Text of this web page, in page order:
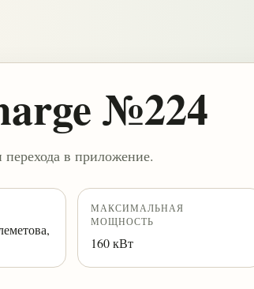
№224
в приложение.
МАКСИМАЛЬНАЯ
МОЩНОСТЬ
160 кВт